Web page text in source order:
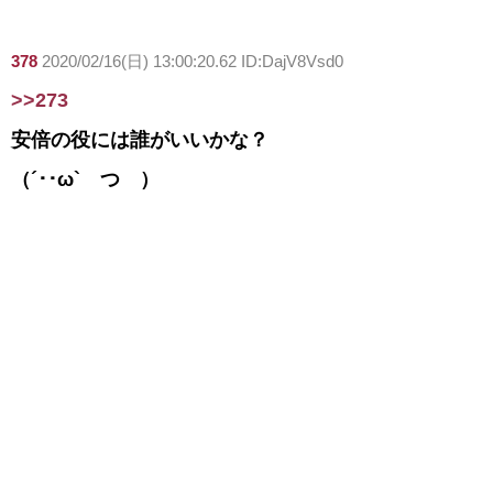
378 2020/02/16(日) 13:00:20.62 ID:DajV8Vsd0
>>273
安倍の役には誰がいいかな？
（´･･ω` つ ）